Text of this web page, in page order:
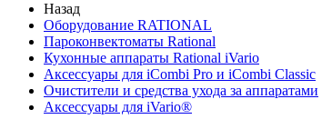
Назад
Оборудование RATIONAL
Пароконвектоматы Rational
Кухонные аппараты Rational iVario
Аксессуары для iCombi Pro и iCombi Classic
Очистители и средства ухода за аппаратами
Аксессуары для iVario®